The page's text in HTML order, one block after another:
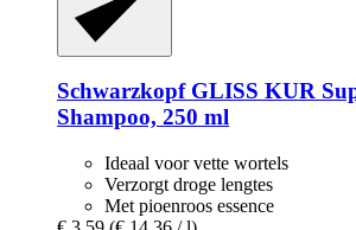
SchwarzkopfGLISS KUR
Shampoo, 250 ml
Ideaal voor vette wortels
Verzorgt droge lengtes
Met pioenroos essence